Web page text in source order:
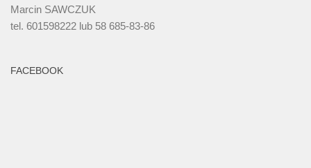
Marcin SAWCZUK
tel. 601598222 lub 58 685-83-86
FACEBOOK